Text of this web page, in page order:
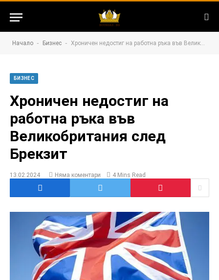
Начало - Бизнес - Хроничен недостиг на работна ръка във Великобритания след Брекзит
БИЗНЕС
Хроничен недостиг на
работна ръка във
Великобритания след
Брекзит
13.02.2024 Няма коментари 4 Mins Read